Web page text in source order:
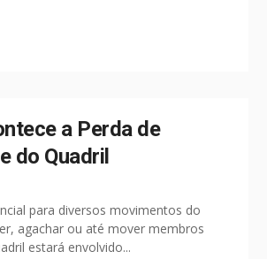
a Perda de
do Quadril
para diversos movimentos do
agachar ou até mover membros
estará envolvido...